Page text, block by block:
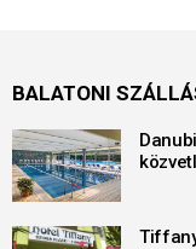
BALATONI